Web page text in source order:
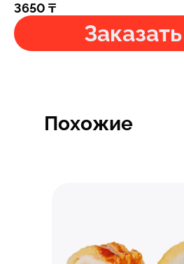
3650 ₸
Заказать
Похожие